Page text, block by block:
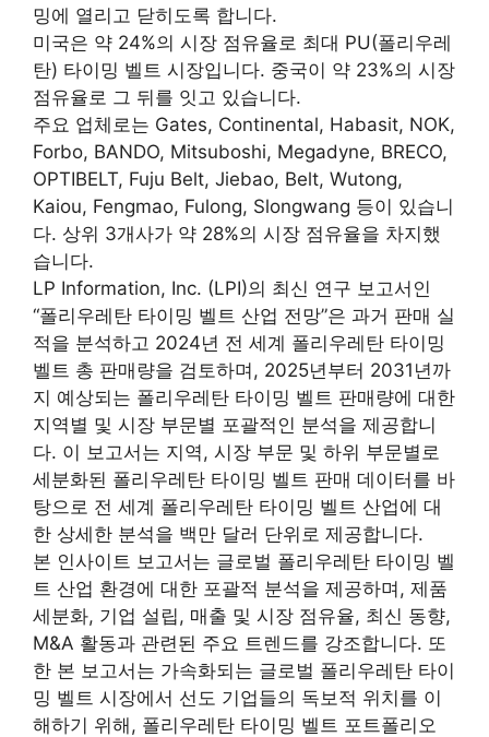
밍에 열리고 닫히도록 합니다.
미국은 약 24%의 시장 점유율로 최대 PU(폴리우레
탄) 타이밍 벨트 시장입니다. 중국이 약 23%의 시장
점유율로 그 뒤를 잇고 있습니다.
주요 업체로는 Gates, Continental, Habasit, NOK,
Forbo, BANDO, Mitsuboshi, Megadyne, BRECO,
OPTIBELT, Fuju Belt, Jiebao, Belt, Wutong,
Kaiou, Fengmao, Fulong, Slongwang 등이 있습니
다. 상위 3개사가 약 28%의 시장 점유율을 차지했
습니다.
LP Information, Inc. (LPI)의 최신 연구 보고서인
“폴리우레탄 타이밍 벨트 산업 전망”은 과거 판매 실
적을 분석하고 2024년 전 세계 폴리우레탄 타이밍
벨트 총 판매량을 검토하며, 2025년부터 2031년까
지 예상되는 폴리우레탄 타이밍 벨트 판매량에 대한
지역별 및 시장 부문별 포괄적인 분석을 제공합니
다. 이 보고서는 지역, 시장 부문 및 하위 부문별로
세분화된 폴리우레탄 타이밍 벨트 판매 데이터를 바
탕으로 전 세계 폴리우레탄 타이밍 벨트 산업에 대
한 상세한 분석을 백만 달러 단위로 제공합니다.
본 인사이트 보고서는 글로벌 폴리우레탄 타이밍 벨
트 산업 환경에 대한 포괄적 분석을 제공하며, 제품
세분화, 기업 설립, 매출 및 시장 점유율, 최신 동향,
M&A 활동과 관련된 주요 트렌드를 강조합니다. 또
한 본 보고서는 가속화되는 글로벌 폴리우레탄 타이
밍 벨트 시장에서 선도 기업들의 독보적 위치를 이
해하기 위해, 폴리우레탄 타이밍 벨트 포트폴리오